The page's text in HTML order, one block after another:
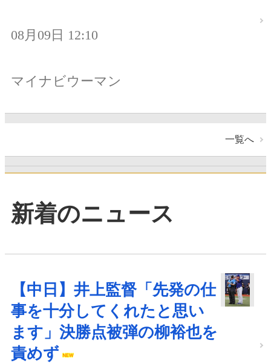
08月09日 12:10
マイナビウーマン
一覧へ
新着のニュース
【中日】井上監督「先発の仕
事を十分してくれたと思い
ます」決勝点被弾の柳裕也を
責めず